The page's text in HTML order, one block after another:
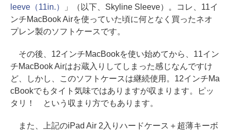
leeve（11in.）
」（以下、Skyline Sleeve）。コレ、11イ
ンチMacBook Airを使っていた頃に何となく買ったネオ
プレン製のソフトケースです。
その後、12インチMacBookを使い始めてから、11イン
チMacBook Airはお蔵入りしてしまった感じなんですけ
ど、しかし、このソフトケースは継続使用。12インチMa
cBookでもタイト気味ではありますが収まります。ピッ
タリ！ という収まり方でもあります。
また、上記のiPad Air 2入りハードケース＋超薄キーボ